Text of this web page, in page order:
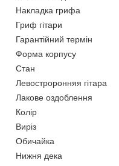
Накладка грифа
Гриф гітари
Гарантійний термін
Форма корпусу
Стан
Левостроронняя гітара
Лакове оздоблення
Колір
Виріз
Обичайка
Нижня дека